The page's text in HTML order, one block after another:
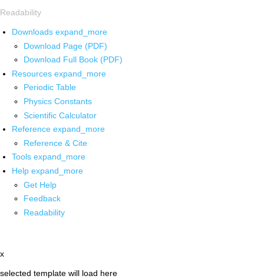
Readability
Downloads expand_more
Download Page (PDF)
Download Full Book (PDF)
Resources expand_more
Periodic Table
Physics Constants
Scientific Calculator
Reference expand_more
Reference & Cite
Tools expand_more
Help expand_more
Get Help
Feedback
Readability
x
selected template will load here